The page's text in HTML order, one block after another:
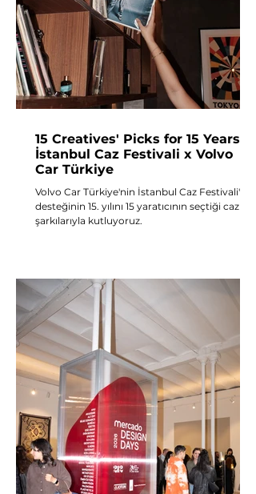
15 Creatives' Picks for 15 Years |
İstanbul Caz Festivali x Volvo
Car Türkiye
Volvo Car Türkiye'nin İstanbul Caz Festivali'ne
desteğinin 15. yılını 15 yaratıcının seçtiği caz
şarkılarıyla kutluyoruz.